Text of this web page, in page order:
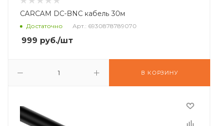
CARCAM DC-BNC кабель 30м
Достаточно Арт.: 6930878789070
999 руб./шт
В КОРЗИНУ